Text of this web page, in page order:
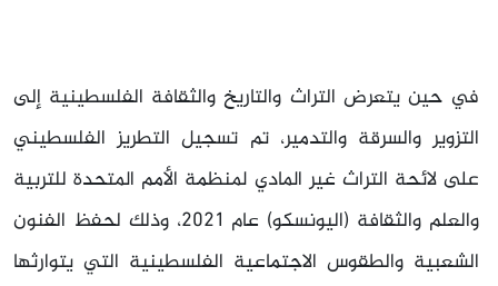
في حين يتعرض التراث والتاريخ والثقافة الفلسطينية إلى
التزوير والسرقة والتدمير، تم تسجيل التطريز الفلسطيني
على لائحة التراث غير المادي لمنظمة الأمم المتحدة للتربية
والعلم والثقافة (اليونسكو) عام 2021، وذلك لحفظ الفنون
الشعبية والطقوس الاجتماعية الفلسطينية التي يتوارثها